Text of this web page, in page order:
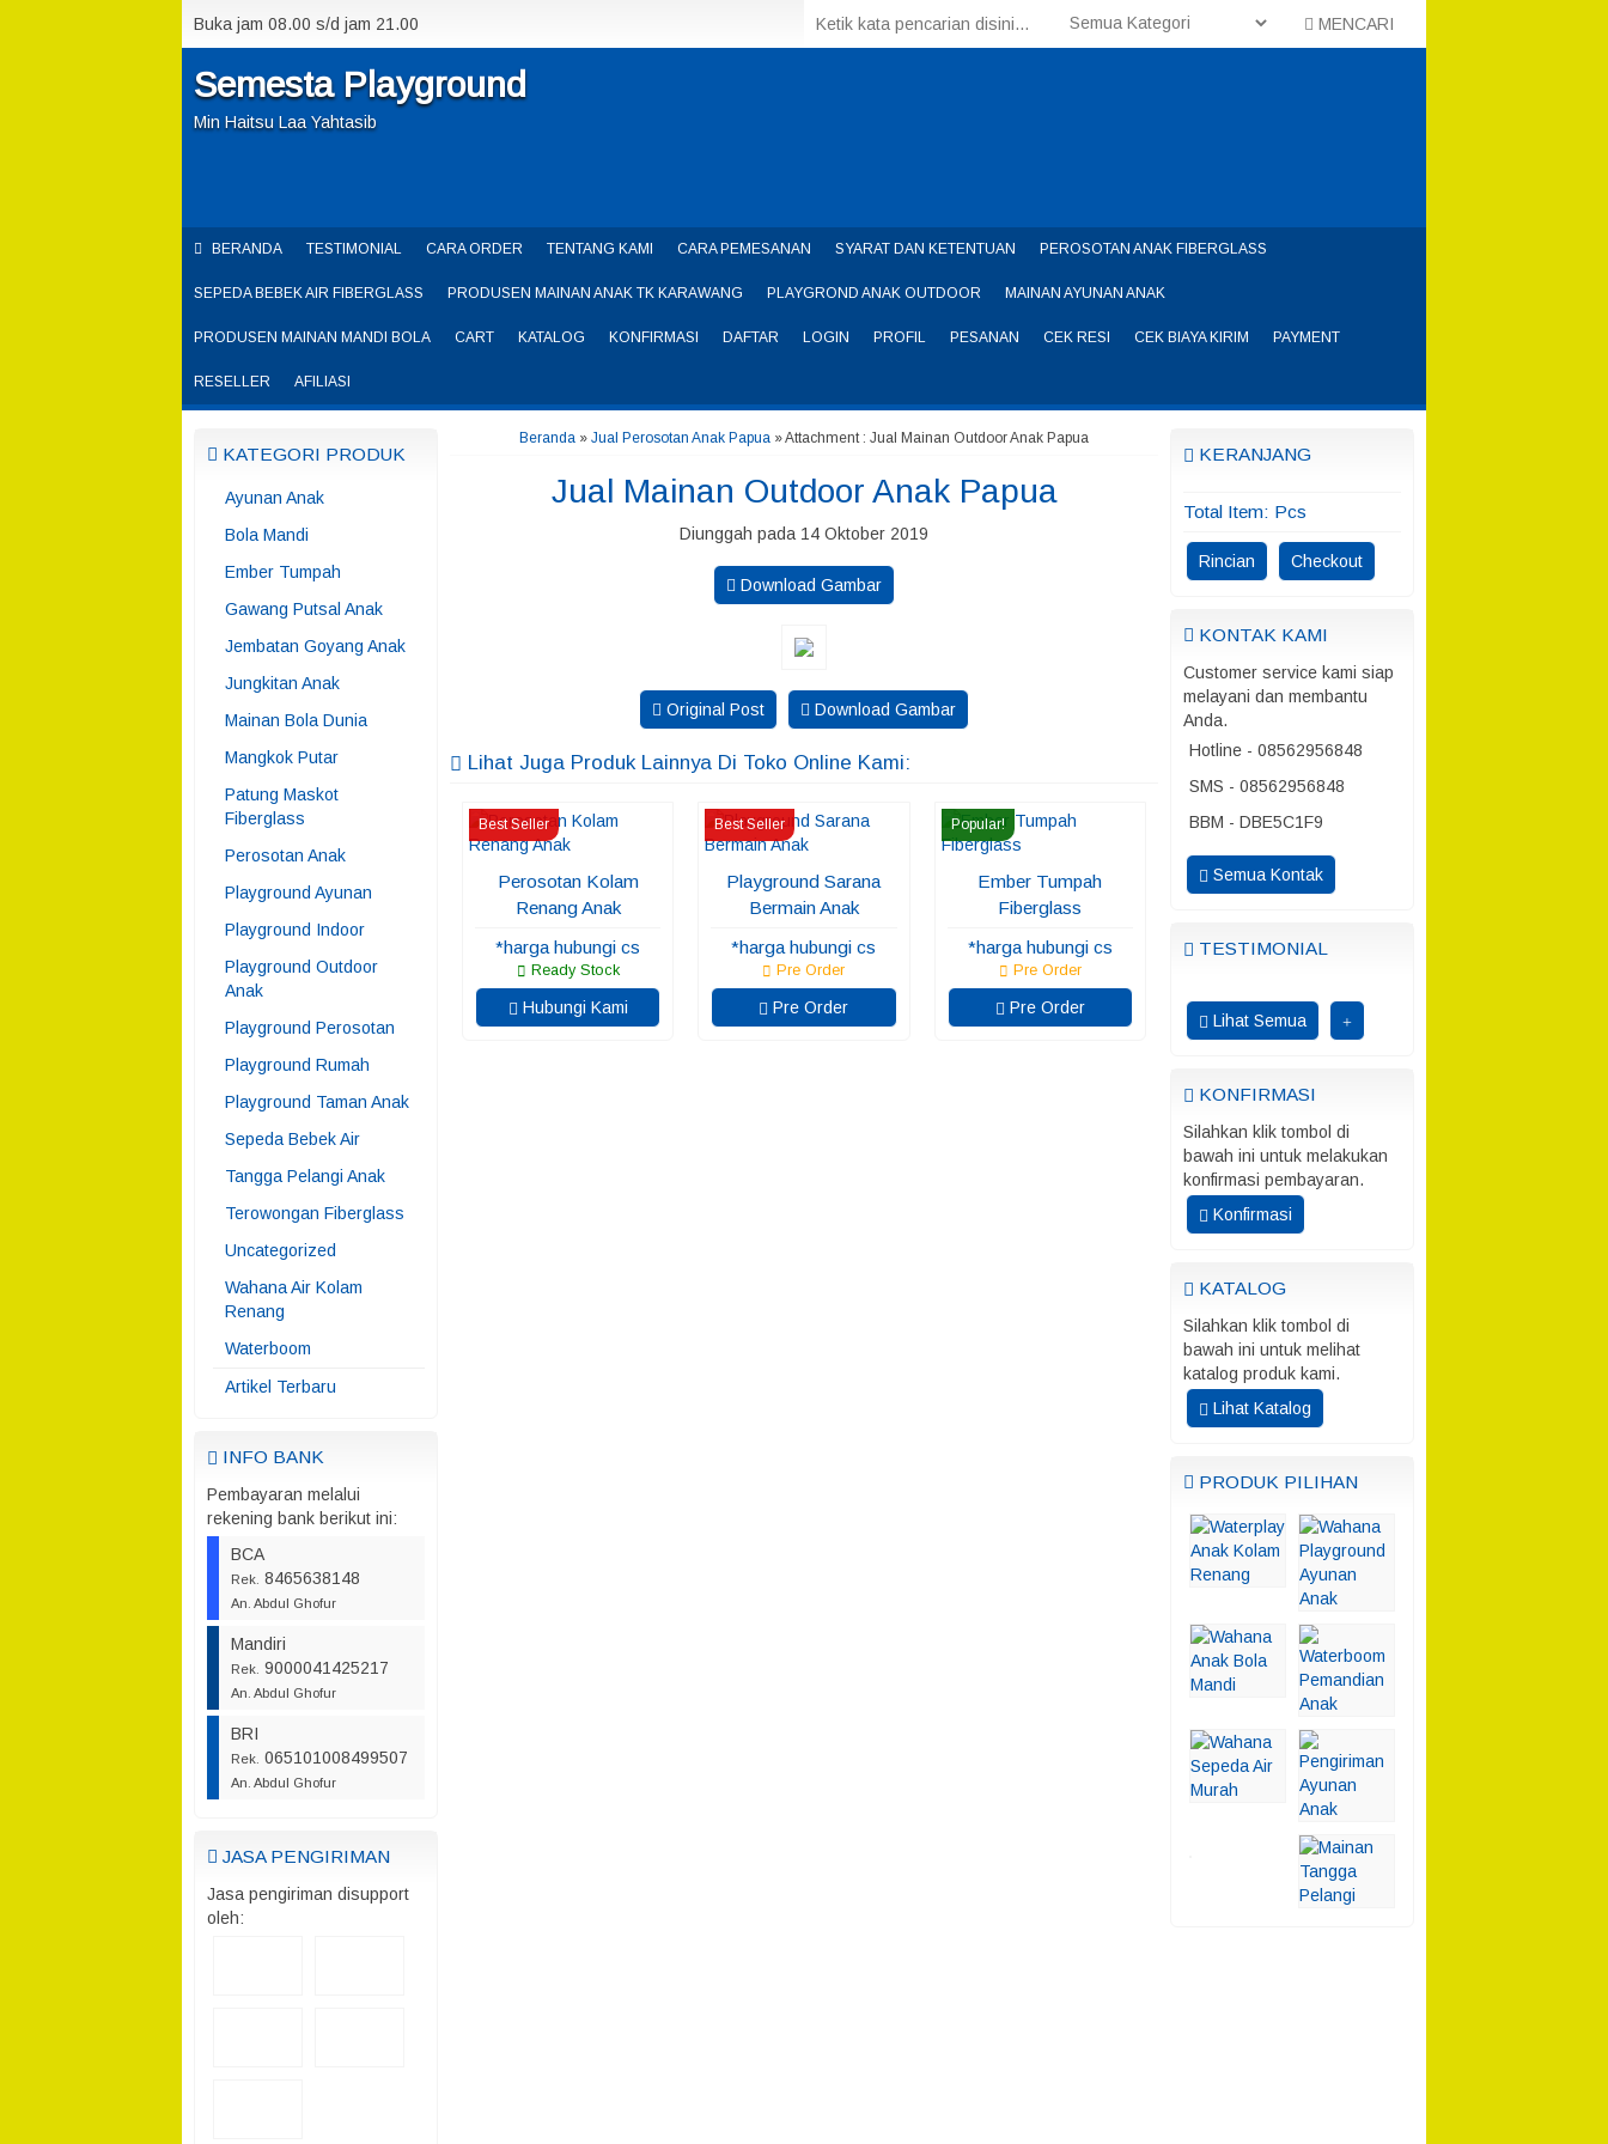
Buka jam 08.00 s/d jam 21.00 MENCARI
Semesta Playground
Min Haitsu Laa Yahtasib
BERANDA TESTIMONIAL CARA ORDER TENTANG KAMI CARA PEMESANAN SYARAT DAN KETENTUAN PEROSOTAN ANAK FIBERGLASS
SEPEDA BEBEK AIR FIBERGLASS PRODUSEN MAINAN ANAK TK KARAWANG PLAYGROND ANAK OUTDOOR MAINAN AYUNAN ANAK
PRODUSEN MAINAN MANDI BOLA CART KATALOG KONFIRMASI DAFTAR LOGIN PROFIL PESANAN CEK RESI CEK BIAYA KIRIM PAYMENT
RESELLER AFILIASI
KATEGORI PRODUK
Ayunan Anak
Bola Mandi
Ember Tumpah
Gawang Putsal Anak
Jembatan Goyang Anak
Jungkitan Anak
Mainan Bola Dunia
Mangkok Putar
Patung Maskot
Fiberglass
Perosotan Anak
Playground Ayunan
Playground Indoor
Playground Outdoor
Anak
Playground Perosotan
Playground Rumah
Playground Taman Anak
Sepeda Bebek Air
Tangga Pelangi Anak
Terowongan Fiberglass
Uncategorized
Wahana Air Kolam
Renang
Waterboom
Artikel Terbaru
INFO BANK
Pembayaran melalui
rekening bank berikut ini:
BCA
Rek. 8465638148
An. Abdul Ghofur
Mandiri
Rek. 9000041425217
An. Abdul Ghofur
BRI
Rek. 065101008499507
An. Abdul Ghofur
JASA PENGIRIMAN
Jasa pengiriman disupport
oleh:
Beranda » Jual Perosotan Anak Papua » Attachment : Jual Mainan Outdoor Anak Papua
Jual Mainan Outdoor Anak Papua
Diunggah pada 14 Oktober 2019
Download Gambar
Original Post Download Gambar
Lihat Juga Produk Lainnya Di Toko Online Kami:
Best Seller
Perosotan Kolam
Renang Anak
*harga hubungi cs
Ready Stock
Hubungi Kami
Best Seller
Playground Sarana
Bermain Anak
*harga hubungi cs
Pre Order
Pre Order
Popular!
Ember Tumpah
Fiberglass
*harga hubungi cs
Pre Order
Pre Order
KERANJANG
Total Item: Pcs
Rincian Checkout
KONTAK KAMI
Customer service kami siap
melayani dan membantu
Anda.
Hotline - 08562956848
SMS - 08562956848
BBM - DBE5C1F9
Semua Kontak
TESTIMONIAL
Lihat Semua
KONFIRMASI
Silahkan klik tombol di
bawah ini untuk melakukan
konfirmasi pembayaran.
Konfirmasi
KATALOG
Silahkan klik tombol di
bawah ini untuk melihat
katalog produk kami.
Lihat Katalog
PRODUK PILIHAN